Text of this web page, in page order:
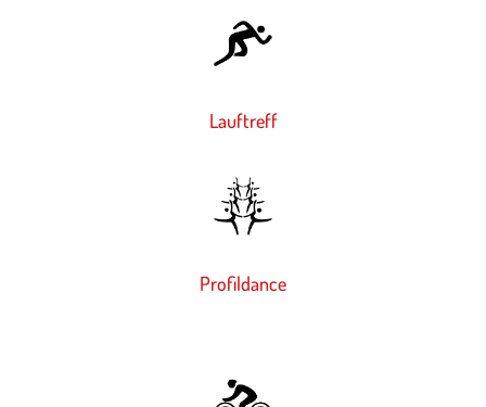
Lauftreff
Profildance